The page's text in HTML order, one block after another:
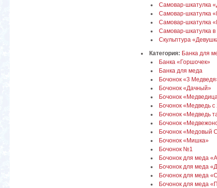
Самовар-шкатулка
Самовар-шкатулка
Самовар-шкатулка
Самовар-шкатулка в
Скульптура
Категория: Банка для
Банка «Горшочек»
Банка для меда
Бочонок «3
Бочонок «Дачный»
Бочонок
Бочонок «Медведь с
Бочонок «Медведь
Бочонок
Бочонок «Медовый
Бочонок «Мишка»
Бочонок №1
Бочонок для меда
Бочонок для меда
Бочонок для меда
Бочонок для меда